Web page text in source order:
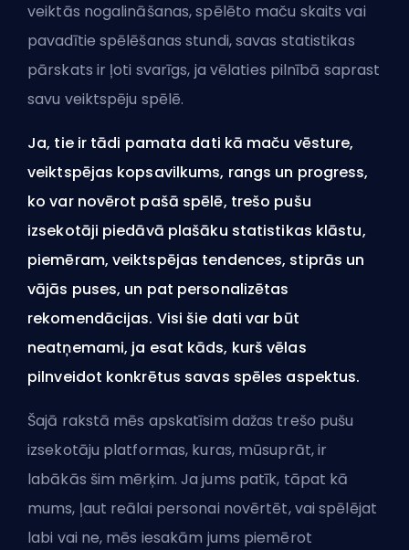
veiktās nogalināšanas, spēlēto maču skaits vai
pavadītie spēlēšanas stundi, savas statistikas
pārskats ir ļoti svarīgs, ja vēlaties pilnībā saprast
savu veiktspēju spēlē.
Ja, tie ir tādi pamata dati kā maču vēsture,
veiktspējas kopsavilkums, rangs un progress,
ko var novērot pašā spēlē, trešo pušu
izsekotāji piedāvā plašāku statistikas klāstu,
piemēram, veiktspējas tendences, stiprās un
vājās puses, un pat personalizētas
rekomendācijas. Visi šie dati var būt
neatņemami, ja esat kāds, kurš vēlas
pilnveidot konkrētus savas spēles aspektus.
Šajā rakstā mēs apskatīsim dažas trešo pušu
izsekotāju platformas, kuras, mūsuprāt, ir
labākās šim mērķim. Ja jums patīk, tāpat kā
mums, ļaut reālai personai novērtēt, vai spēlējat
labi vai ne, mēs iesakām jums piemērot